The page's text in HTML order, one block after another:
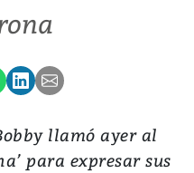
llamó ayer al
para expresar sus